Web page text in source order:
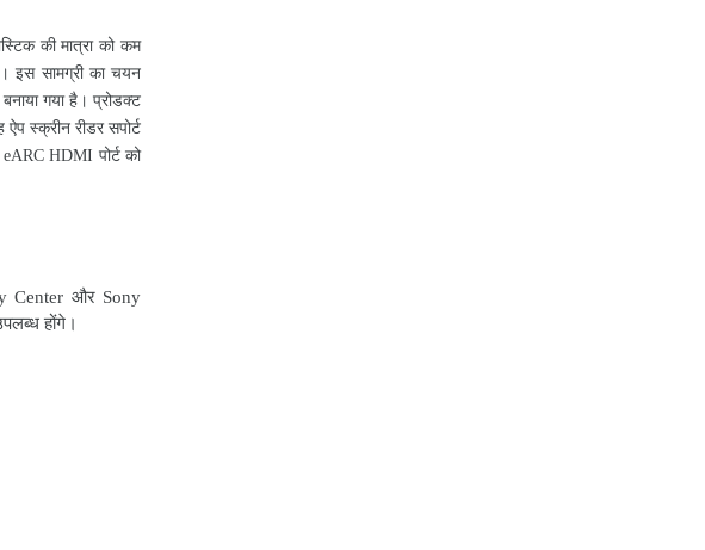
की मात्रा को कम
इस सामग्री का चयन
बनाया गया है। प्रोडक्ट
ऐप स्क्रीन रीडर सपोर्ट
HDMI पोर्ट को
Center औरSony
होंगे।